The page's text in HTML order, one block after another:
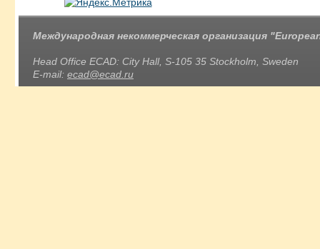
Международная некоммерческая организация
Head Office ECAD: City Hall, S-105 35 Stockholm, Sweden
E-mail: ecad@ecad.ru